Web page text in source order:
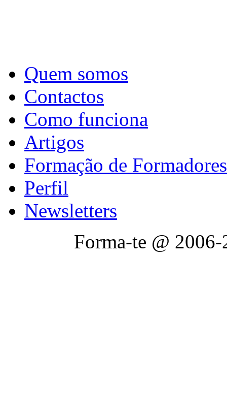
Quem somos
Contactos
Como funciona
Artigos
Formação de Formadores
Perfil
Newsletters
Forma-te @